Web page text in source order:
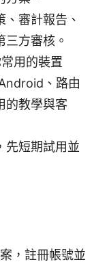
審計報告、
方審核。
用的裝置
、路由
的教學與客
先短期試用並
，註冊帳號並